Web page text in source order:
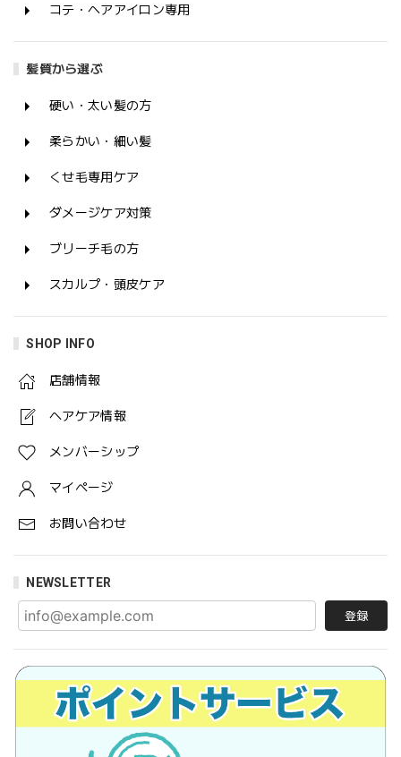
コテ・ヘアアイロン専用
髪質から選ぶ
硬い・太い髪の方
柔らかい・細い髪
くせ毛専用ケア
ダメージケア対策
ブリーチ毛の方
スカルプ・頭皮ケア
SHOP INFO
店舗情報
ヘアケア情報
メンバーシップ
マイページ
お問い合わせ
NEWSLETTER
登録